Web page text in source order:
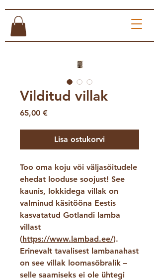
Vilditud villak
65,00 €
Lisa ostukorvi
Too oma koju või väljasõitudele
ehedat looduse soojust! See
kaunis, lokkidega villak on
valminud käsitööna Eestis
kasvatatud Gotlandi lamba
villast
(https://www.lambad.ee/).
Erinevalt tavalisest lambanahast
on see villak loomasõbralik –
selle saamiseks ei ole ühtegi